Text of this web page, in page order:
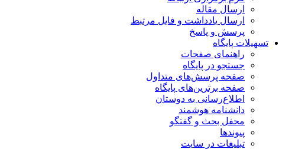
ارسال مقاله
ارسال یادداشت و فایل مرتبط
پرسش و پاسخ
تسهیلات پایگاه
راهنمای صفحات
جستجو در پایگاه
صفحه پرسش‌های متداول
صفحه برترین‌های پایگاه
اطلاع‌رسانی به دوستان
دانشنامه هوشمند
محفل بحث و گفتگو
پیوندها
تبلیغات در سایت